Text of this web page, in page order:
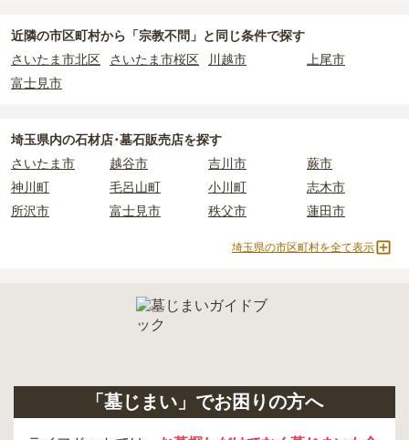
・年間管理費：お墓の管理費。契約後、毎年発生するケースがあり
正確な費用は、区画や石材の選び方によって大きく変わるため、見
必ず確認することをおすすめします。
現地への見学が難しい場合は、資料請求でも各霊園の詳しい料金案
内を取り寄せることができます。
近隣の市区町村から 「宗教不問」と 同じ条件で探す
さいたま市北区
さいたま市桜区 川越市
上尾市
富士見市
埼玉県内の石材店･墓石販売店を探す
さいたま市
越谷市 吉川市
蕨市
神川町
毛呂山町 小川町
志木市
所沢市
富士見市 秩父市 蓮田市
埼玉県の市区町村を全て表示
「墓じまい」でお困りの方へ